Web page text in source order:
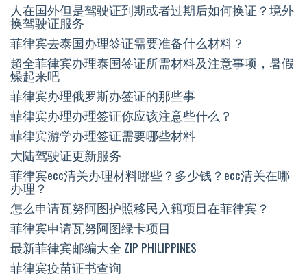
人在国外但是驾驶证到期或者过期后如何换证？境外
换驾驶证服务
菲律宾去泰国办理签证需要准备什么材料？
超全菲律宾办理泰国签证所需材料及注意事项，暑假
燥起来吧
菲律宾办理俄罗斯办签证的那些事
菲律宾办理办理签证你应该注意些什么？
菲律宾游学办理签证需要哪些材料
大陆驾驶证更新服务
菲律宾ecc清关办理材料哪些？多少钱？ecc清关在哪
办理？
怎么申请瓦努阿图护照移民入籍项目在菲律宾？
菲律宾申请瓦努阿图绿卡项目
最新菲律宾邮编大全 ZIP PHILIPPINES
菲律宾疫苗证书查询